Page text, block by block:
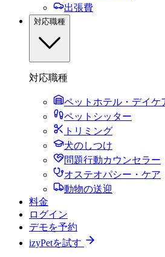
出張費
対応職種
対応職種
ペットホテル・デイケ
ペットシッター
トリミング
犬のしつけ
問題行動カウンセラー
オステオパシー・ケア
動物の送迎
料金
ログイン
デモを予約
izyPetを試す